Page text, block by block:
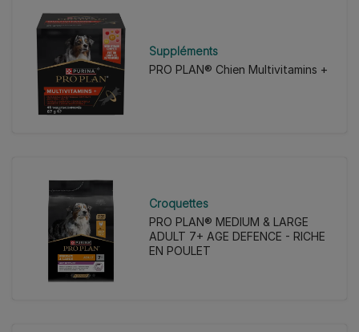
Suppléments
PRO PLAN® Chien Multivitamins +
Croquettes
PRO PLAN® MEDIUM & LARGE
ADULT 7+ AGE DEFENCE - RICHE
EN POULET